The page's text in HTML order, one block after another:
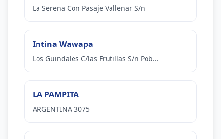
La Serena Con Pasaje Vallenar S/n
Intina Wawapa
Los Guindales C/las Frutillas S/n Pob...
LA PAMPITA
ARGENTINA 3075